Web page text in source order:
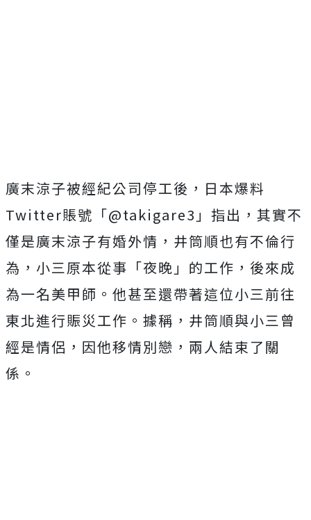
廣末涼子被經紀公司停工後，日本爆料
Twitter賬號「@takigare3 」指出，其實不
僅是廣末涼子有婚外情，井筒順也有不倫行
為，小三原本從事「夜晚」的工作，後來成
為一名美甲師。他甚至還帶著這位小三前往
東北進行賑災工作。據稱，井筒順與小三曾
經是情侶，因他移情別戀，兩人結束了關
係。